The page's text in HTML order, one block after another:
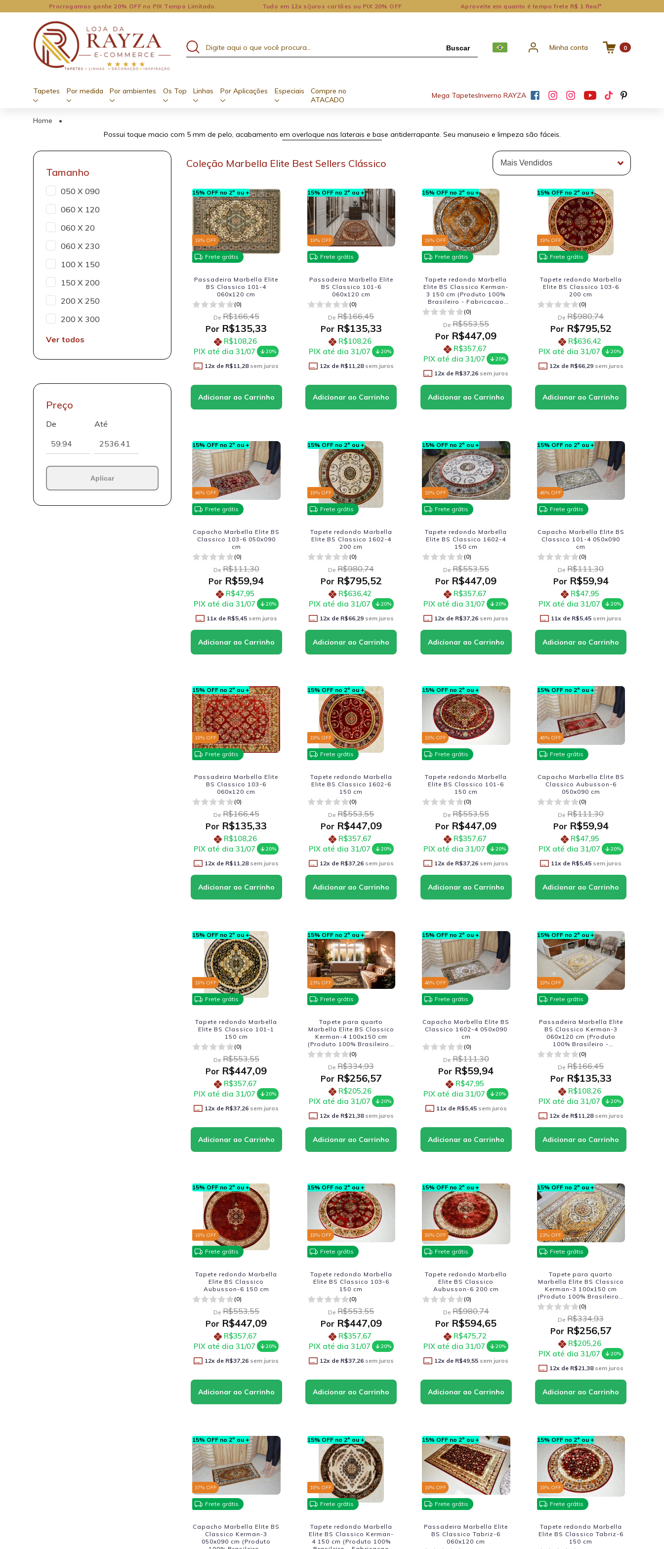
Prorrogamos ganhe 20% OFF no PIX Tempo Limitado. Tudo em 12x s/juros cartões ou PIX 20% OFF Aproveite em quanto é tempo frete R$ 1 Real*
Buscar Minha conta 0
Tapetes Por medida Por ambientes Os Top Linhas Por Aplicações Especiais
Compre no
ATACADO
Mega TapetesInverno RAYZA
Home
•
Possui toque macio com 5 mm de pelo, acabamento em overloque nas laterais e base antiderrapante. Seu manuseio e limpeza são fáceis.
Tamanho
050 X 090
060 X 120
060 X 20
060 X 230
100 X 150
150 X 200
200 X 250
200 X 300
Ver todos
Preço
De Até
Aplicar
Coleção Marbella Elite Best Sellers Clássico
15% OFF no 2º ou +
19% OFF
Frete grátis
Passadeira Marbella Elite
BS Classico 101-4
060x120 cm
(0)
De R$166,45
Por R$135,33
R$108,26
PIX até dia 31/07
20%
12x de R$11,28sem juros
15% OFF no 2º ou +
19% OFF
Frete grátis
Passadeira Marbella Elite
BS Classico 101-6
060x120 cm
(0)
De R$166,45
PorR$135,33
R$108,26
PIX até dia 31/07
20%
12x de R$11,28sem juros
15% OFF no 2º ou +
19% OFF
Frete grátis
Tapete redondo Marbella
Elite BS Classico Kerman-
3 150 cm (Produto 100%
Brasileiro - Fabricacao
Nacional)
(0)
De R$553,55
Por R$447,09
R$357,67
PIX até dia 31/07
20%
12x de R$37,26 sem juros
15% OFF no 2º ou +
19% OFF
Frete grátis
Tapete redondo Marbella
Elite BS Classico 103-6
200 cm
(0)
De R$980,74
PorR$795,52
R$636,42
PIX até dia 31/07
20%
12x de R$66,29sem juros
15% OFF no 2º ou +
46% OFF
Frete grátis
Capacho Marbella Elite BS
Classico 103-6 050x090
cm
(0)
De R$111,30
Por R$59,94
R$47,95
PIX até dia 31/07
20%
11x de R$5,45sem juros
15% OFF no 2º ou +
19% OFF
Frete grátis
Tapete redondo Marbella
Elite BS Classico 1602-4
200 cm
(0)
De R$980,74
PorR$795,52
R$636,42
PIX até dia 31/07
20%
12x de R$66,29sem juros
15% OFF no 2º ou +
19% OFF
Frete grátis
Tapete redondo Marbella
Elite BS Classico 1602-4
150 cm
(0)
De R$553,55
Por R$447,09
R$357,67
PIX até dia 31/07
20%
12x de R$37,26 sem juros
15% OFF no 2º ou +
46% OFF
Frete grátis
Capacho Marbella Elite BS
Classico 101-4 050x090
cm
(0)
De R$111,30
PorR$59,94
R$47,95
PIX até dia 31/07
20%
11x de R$5,45 sem juros
15% OFF no 2º ou +
19% OFF
Frete grátis
Passadeira Marbella Elite
BS Classico 103-6
060x120 cm
(0)
De R$166,45
Por R$135,33
R$108,26
PIX até dia 31/07
20%
12x de R$11,28sem juros
15% OFF no 2º ou +
19% OFF
Frete grátis
Tapete redondo Marbella
Elite BS Classico 1602-6
150 cm
(0)
De R$553,55
PorR$447,09
R$357,67
PIX até dia 31/07
20%
12x de R$37,26sem juros
15% OFF no 2º ou +
19% OFF
Frete grátis
Tapete redondo Marbella
Elite BS Classico 101-6
150 cm
(0)
De R$553,55
Por R$447,09
R$357,67
PIX até dia 31/07
20%
12x de R$37,26 sem juros
15% OFF no 2º ou +
46% OFF
Frete grátis
Capacho Marbella Elite BS
Classico Aubusson-6
050x090 cm
(0)
De R$111,30
PorR$59,94
R$47,95
PIX até dia 31/07
20%
11x de R$5,45 sem juros
15% OFF no 2º ou +
19% OFF
Frete grátis
Tapete redondo Marbella
Elite BS Classico 101-1
150 cm
(0)
De R$553,55
Por R$447,09
R$357,67
PIX até dia 31/07
20%
12x de R$37,26 sem juros
15% OFF no 2º ou +
23% OFF
Frete grátis
Tapete para quarto
Marbella Elite BS Classico
Kerman-4 100x150 cm
(Produto 100% Brasileiro -
Fabricacao Nacional)
(0)
De R$334,93
PorR$256,57
R$205,26
PIX até dia 31/07
20%
12x de R$21,38sem juros
15% OFF no 2º ou +
46% OFF
Frete grátis
Capacho Marbella Elite BS
Classico 1602-4 050x090
cm
(0)
De R$111,30
Por R$59,94
R$47,95
PIX até dia 31/07
20%
11x de R$5,45sem juros
15% OFF no 2º ou +
19% OFF
Frete grátis
Passadeira Marbella Elite
BS Classico Kerman-3
060x120 cm (Produto
100% Brasileiro -
Fabricacao Nacional)
(0)
De R$166,45
PorR$135,33
R$108,26
PIX até dia 31/07
20%
12x de R$11,28sem juros
15% OFF no 2º ou +
19% OFF
Frete grátis
Tapete redondo Marbella
Elite BS Classico
Aubusson-6 150 cm
(0)
De R$553,55
Por R$447,09
R$357,67
PIX até dia 31/07
20%
12x de R$37,26 sem juros
15% OFF no 2º ou +
19% OFF
Frete grátis
Tapete redondo Marbella
Elite BS Classico 103-6
150 cm
(0)
De R$553,55
PorR$447,09
R$357,67
PIX até dia 31/07
20%
12x de R$37,26sem juros
15% OFF no 2º ou +
39% OFF
Frete grátis
Tapete redondo Marbella
Elite BS Classico
Aubusson-6 200 cm
(0)
De R$980,74
Por R$594,65
R$475,72
PIX até dia 31/07
20%
12x de R$49,55 sem juros
15% OFF no 2º ou +
23% OFF
Frete grátis
Tapete para quarto
Marbella Elite BS Classico
Kerman-3 100x150 cm
(Produto 100% Brasileiro -
Fabricacao Nacional)
(0)
De R$334,93
PorR$256,57
R$205,26
PIX até dia 31/07
20%
12x de R$21,38sem juros
15% OFF no 2º ou +
37% OFF
Frete grátis
Capacho Marbella Elite BS
Classico Kerman-3
050x090 cm (Produto
15% OFF no 2º ou +
19% OFF
Frete grátis
Tapete redondo Marbella
Elite BS Classico Kerman-
4 150 cm (Produto 100%
15% OFF no 2º ou +
19% OFF
Frete grátis
Passadeira Marbella Elite
BS Classico Tabriz-6
060x120 cm
15% OFF no 2º ou +
19% OFF
Frete grátis
Tapete redondo Marbella
Elite BS Classico Tabriz-6
150 cm